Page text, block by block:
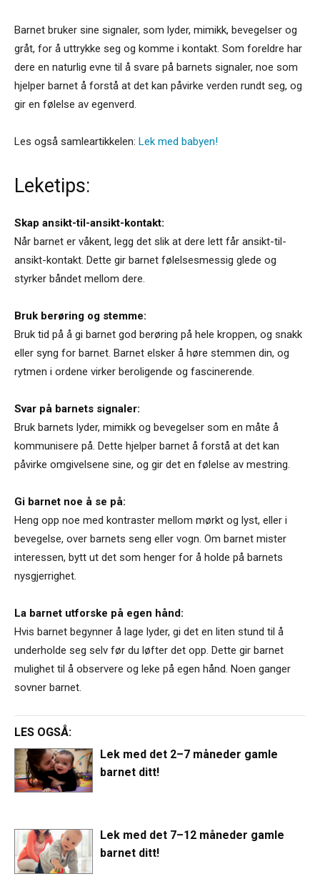
Barnet bruker sine signaler, som lyder, mimikk, bevegelser og
gråt, for å uttrykke seg og komme i kontakt. Som foreldre har
dere en naturlig evne til å svare på barnets signaler, noe som
hjelper barnet å forstå at det kan påvirke verden rundt seg, og
gir en følelse av egenverd.
Les også samleartikkelen: Lek med babyen!
Leketips:
Skap ansikt-til-ansikt-kontakt:
Når barnet er våkent, legg det slik at dere lett får ansikt-til-
ansikt-kontakt. Dette gir barnet følelsesmessig glede og
styrker båndet mellom dere.
Bruk berøring og stemme:
Bruk tid på å gi barnet god berøring på hele kroppen, og snakk
eller syng for barnet. Barnet elsker å høre stemmen din, og
rytmen i ordene virker beroligende og fascinerende.
Svar på barnets signaler:
Bruk barnets lyder, mimikk og bevegelser som en måte å
kommunisere på. Dette hjelper barnet å forstå at det kan
påvirke omgivelsene sine, og gir det en følelse av mestring.
Gi barnet noe å se på:
Heng opp noe med kontraster mellom mørkt og lyst, eller i
bevegelse, over barnets seng eller vogn. Om barnet mister
interessen, bytt ut det som henger for å holde på barnets
nysgjerrighet.
La barnet utforske på egen hånd:
Hvis barnet begynner å lage lyder, gi det en liten stund til å
underholde seg selv før du løfter det opp. Dette gir barnet
mulighet til å observere og leke på egen hånd. Noen ganger
sovner barnet.
LES OGSÅ:
Lek med det 2–7 måneder gamle
barnet ditt!
Lek med det 7–12 måneder gamle
barnet ditt!